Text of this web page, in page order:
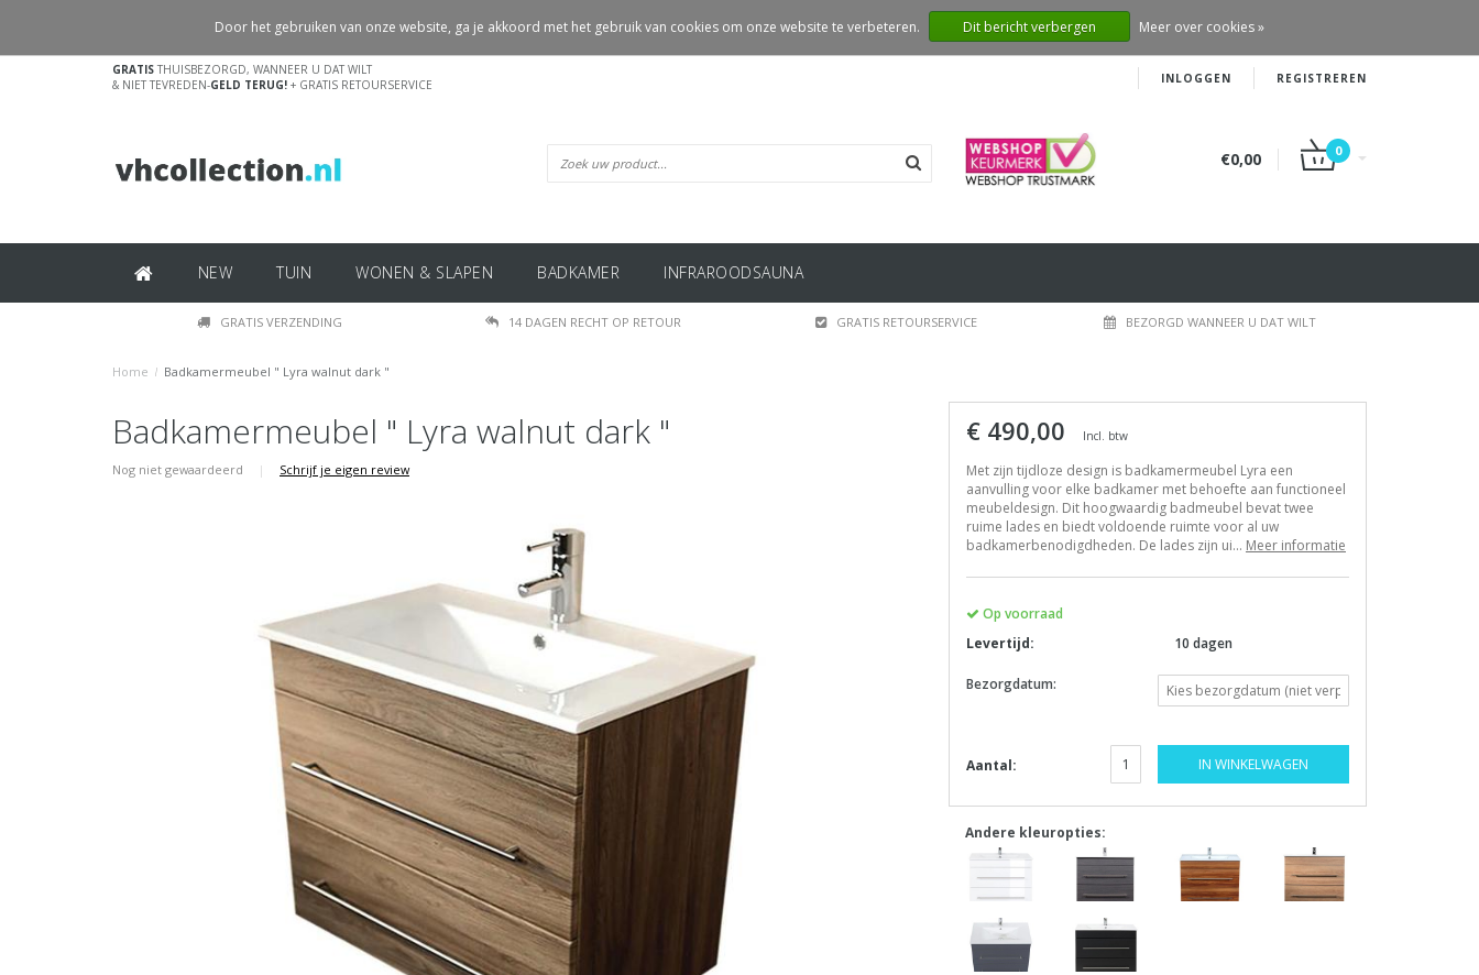
INLOGGEN REGISTREREN
GRATIS THUISBEZORGD, WANNEER U DAT WILT
& NIET TEVREDEN-GELD TERUG! + GRATIS RETOURSERVICE
€0,00 0
NEW TUIN WONEN & SLAPEN BADKAMER INFRAROODSAUNA
GRATIS VERZENDING 14 DAGEN RECHT OP RETOUR GRATIS RETOURSERVICE BEZORGD WANNEER U DAT WILT
Home / Badkamermeubel " Lyra walnut dark "
Badkamermeubel " Lyra walnut dark "
Nog niet gewaardeerd | Schrijf je eigen review
€ 490,00 Incl. btw
Met zijn tijdloze design is badkamermeubel Lyra een
aanvulling voor elke badkamer met behoefte aan functioneel
meubeldesign. Dit hoogwaardig badmeubel bevat twee
ruime lades en biedt voldoende ruimte voor al uw
badkamerbenodigdheden. De lades zijn ui... Meer informatie
Op voorraad
Levertijd:
10 dagen
Bezorgdatum:
Aantal: IN WINKELWAGEN
Andere kleuropties:
Door het gebruiken van onze website, ga je akkoord met het gebruik van cookies om onze website te verbeteren. Dit bericht verbergen Meer over cookies »